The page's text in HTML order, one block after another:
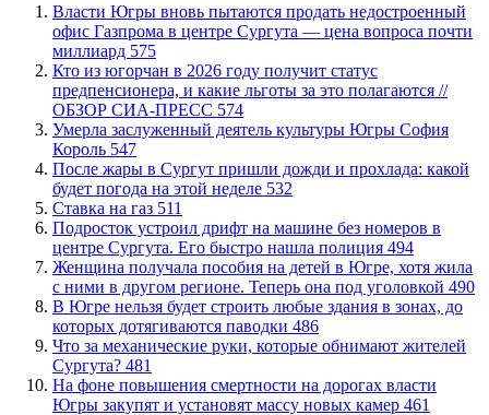
Власти Югры вновь пытаются продать недостроенный
офис Газпрома в центре Сургута — цена вопроса почти
миллиард 575
Кто из югорчан в 2026 году получит статус
предпенсионера, и какие льготы за это полагаются //
ОБЗОР СИА-ПРЕСС 574
​Умерла заслуженный деятель культуры Югры София
Король 547
​После жары в Сургут пришли дожди и прохлада: какой
будет погода на этой неделе 532
Ставка на газ 511
Подросток устроил дрифт на машине без номеров в
центре Сургута. Его быстро нашла полиция 494
Женщина получала пособия на детей в Югре, хотя жила
с ними в другом регионе. Теперь она под уголовкой 490
В Югре нельзя будет строить любые здания в зонах, до
которых дотягиваются паводки 486
​Что за механические руки, которые обнимают жителей
Сургута? 481
На фоне повышения смертности на дорогах власти
Югры закупят и установят массу новых камер 461